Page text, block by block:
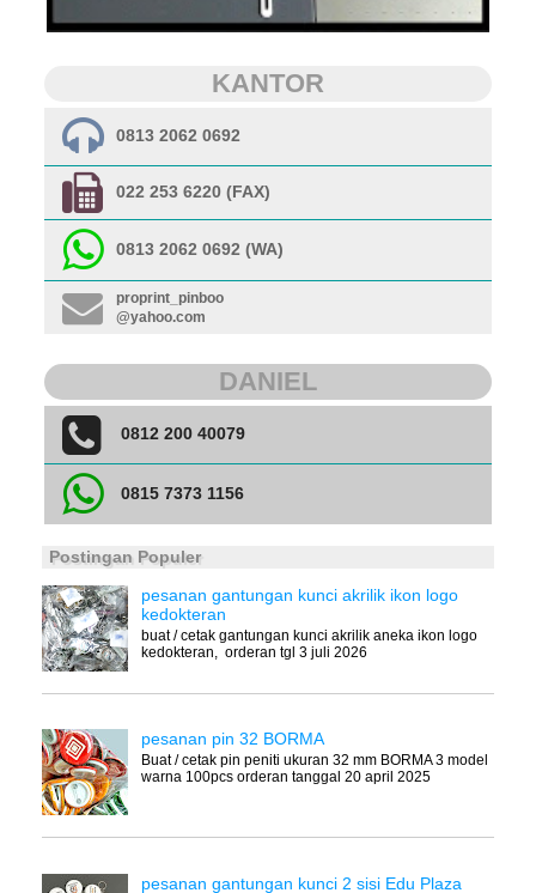
KANTOR
0813 2062 0692
022 253 6220 (FAX)
0813 2062 0692 (WA)
proprint_pinboo
@yahoo.com
DANIEL
0812 200 40079
0815 7373 1156
Postingan Populer
pesanan gantungan kunci akrilik ikon logo
kedokteran
buat / cetak gantungan kunci akrilik aneka ikon logo
kedokteran, orderan tgl 3 juli 2026
pesanan pin 32 BORMA
Buat / cetak pin peniti ukuran 32 mm BORMA 3 model
warna 100pcs orderan tanggal 20 april 2025
pesanan gantungan kunci 2 sisi Edu Plaza